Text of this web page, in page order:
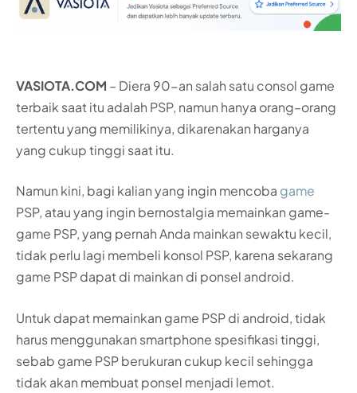
VASIOTA.COM – Diera 90-an salah satu consol game
terbaik saat itu adalah PSP, namun hanya orang–orang
tertentu yang memilikinya, dikarenakan harganya
yang cukup tinggi saat itu.
Namun kini, bagi kalian yang ingin mencoba game
PSP, atau yang ingin bernostalgia memainkan game-
game PSP, yang pernah Anda mainkan sewaktu kecil,
tidak perlu lagi membeli konsol PSP, karena sekarang
game PSP dapat di mainkan di ponsel android.
Untuk dapat memainkan game PSP di android, tidak
harus menggunakan smartphone spesifikasi tinggi,
sebab game PSP berukuran cukup kecil sehingga
tidak akan membuat ponsel menjadi lemot.